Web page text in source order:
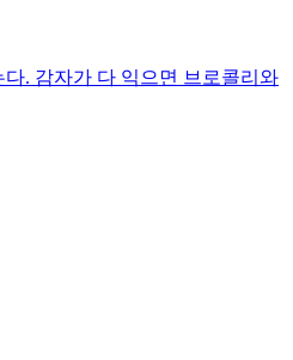
. 감자가 다 익으면 브로콜리와